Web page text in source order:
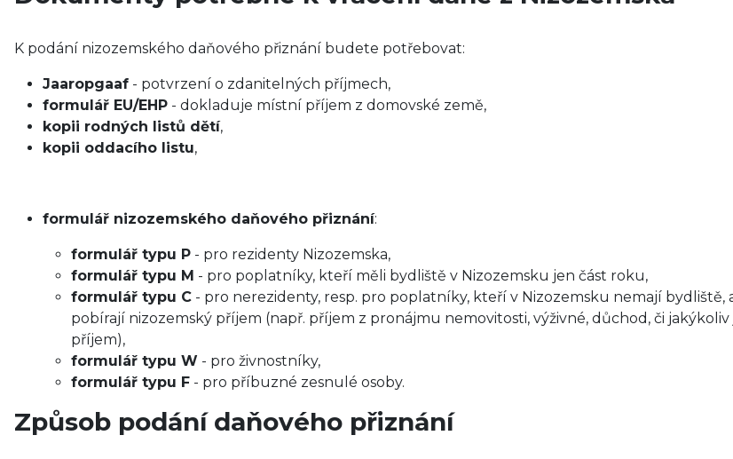
K podání nizozemského daňového přiznání budete potřebovat:
Jaaropgaaf - potvrzení o zdanitelných příjmech,
formulář EU/EHP - dokladuje místní příjem z domovské země,
kopii rodných listů dětí,
kopii oddacího listu,
formulář nizozemského daňového přiznání:
formulář typu P - pro rezidenty Nizozemska,
formulář typu M - pro poplatníky, kteří měli bydliště v Nizozemsku jen část roku,
formulář typu C - pro nerezidenty, resp. pro poplatníky, kteří v Nizozemsku nemají bydliště,
pobírají nizozemský příjem (např. příjem z pronájmu nemovitosti, výživné, důchod, či jakýkoliv
příjem),
formulář typu W - pro živnostníky,
formulář typu F - pro příbuzné zesnulé osoby.
Způsob podání daňového přiznání